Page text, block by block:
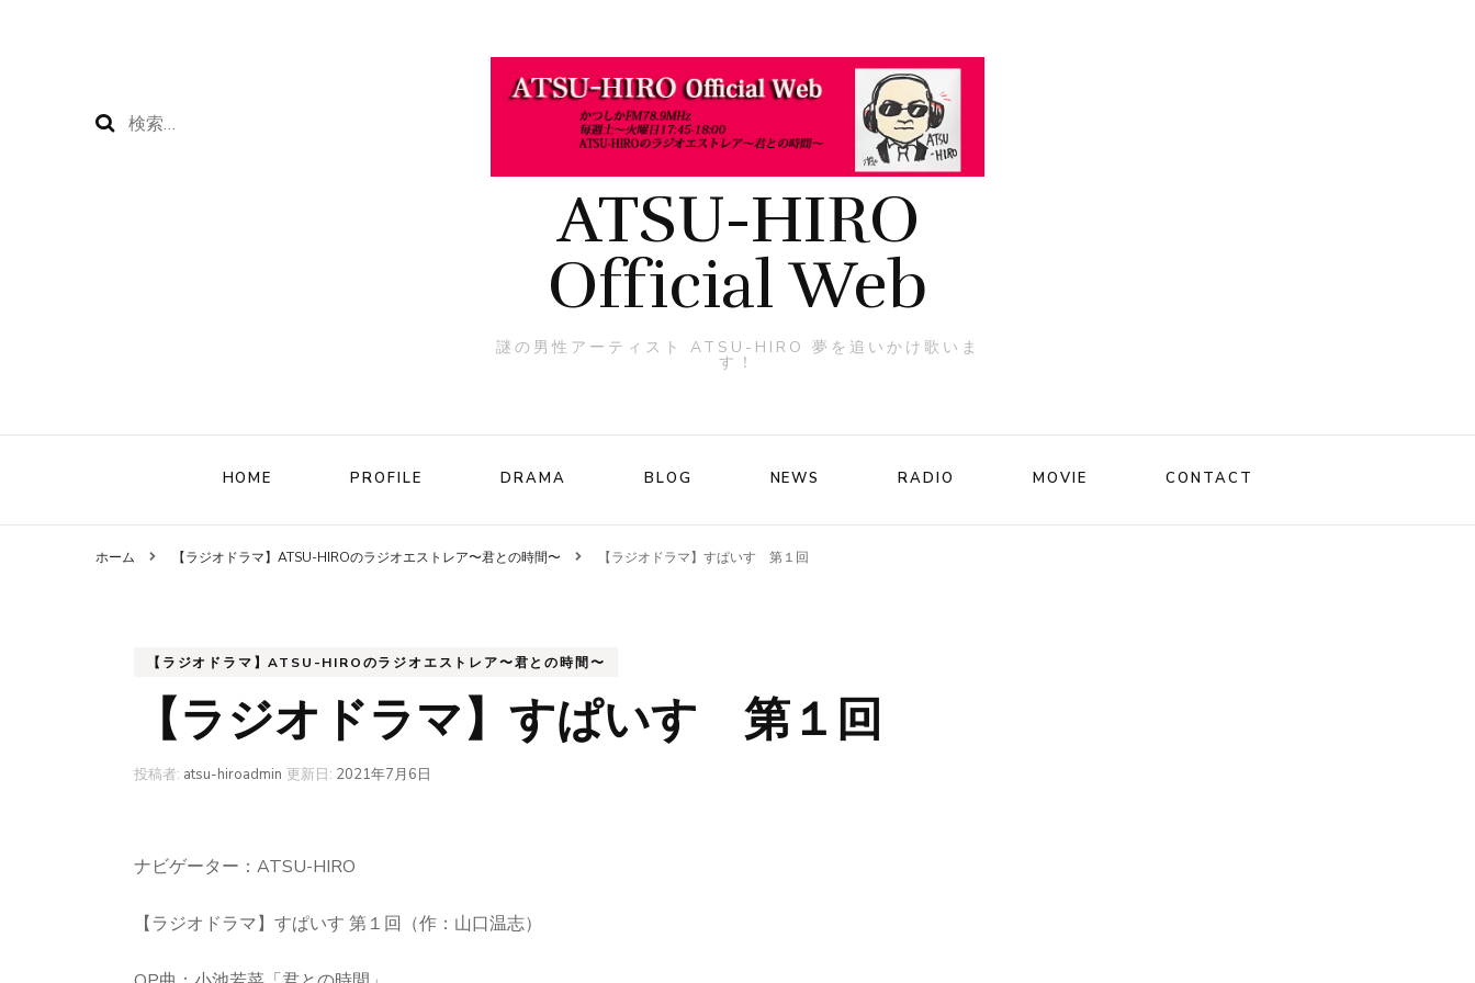
検
ATSU-HIRO
Official Web
謎の男性アーティスト ATSU-HIRO 夢を追いかけ歌いま
す！
HOME PROFILE DRAMA BLOG NEWS RADIO MOVIE CONTACT
ホーム 【ラジオドラマ】ATSU-HIROのラジオエストレア〜君との時間〜 【ラジオドラマ】すぱいす 第１回
【ラジオドラマ】ATSU-HIROのラジオエストレア〜君との時間〜
【ラジオドラマ】すぱいす 第１回
投稿者: atsu-hiroadmin 更新日: 2021年7月6日
ナビゲーター：ATSU-HIRO
【ラジオドラマ】すぱいす 第１回（作：山口温志）